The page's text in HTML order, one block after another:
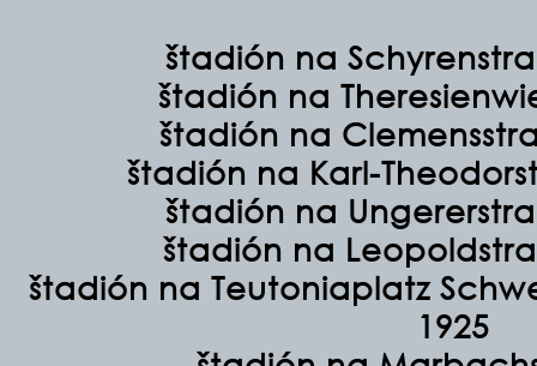
štadión na
štadión na
štadión na
štadión na Karl-
štadión na
štadión na
štadión na Teutoniaplatz
1925